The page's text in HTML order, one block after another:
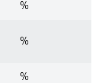
%
%
%